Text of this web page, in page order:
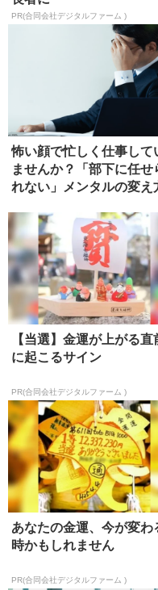
PR(合同会社デジタルファーム )
怖い顔で忙しく仕事して
ませんか？「部下に任せ
れない」メンタルの変え
【当選】金運が上がる直
に起こるサイン
PR(合同会社デジタルファーム )
あなたの金運、今が変わ
時かもしれません
PR(合同会社デジタルファーム )